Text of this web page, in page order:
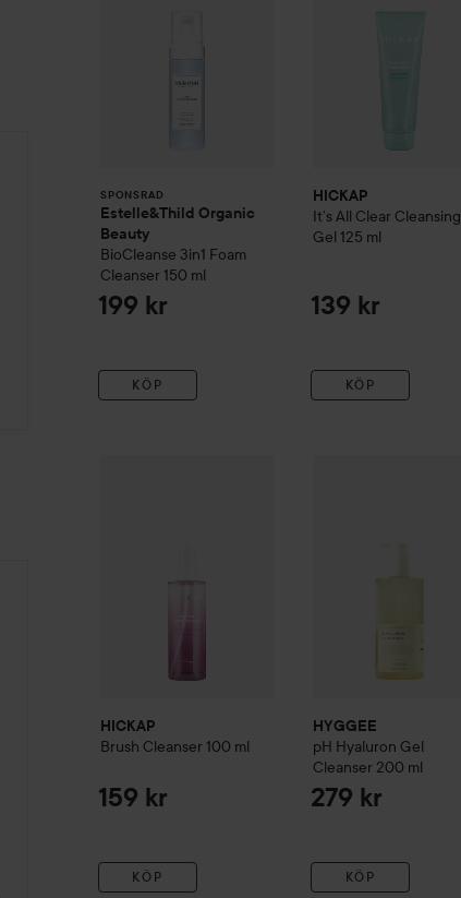
SPONSRAD
Estelle&Thild Organic
Beauty
BioCleanse 3in1 Foam
Cleanser 150 ml
199 kr
KÖP
HICKAP
It’s All Clear Cleansing
Gel 125 ml
139 kr
KÖP
HICKAP
Brush Cleanser 100 ml
159 kr
KÖP
HYGGEE
pH Hyaluron Gel
Cleanser 200 ml
279 kr
KÖP